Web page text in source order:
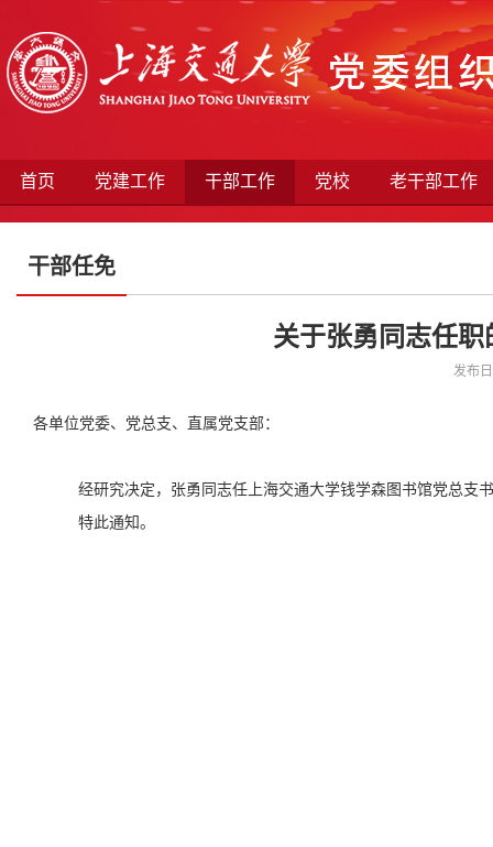
首页 党建工作 干部工作 党校 老干部工作
干部任免
关于张勇同志任职
发布
各单位党委、党总支、直属党支部：
经研究决定，张勇同志任上海交通大学钱学森图书馆党总支
特此通知。